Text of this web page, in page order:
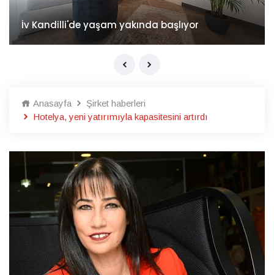
İv Kandilli'de yaşam yakında başlıyor
Anasayfa
Şirket haberleri
Hotelya, yeni yatırımıyla kapasitesini artırdı